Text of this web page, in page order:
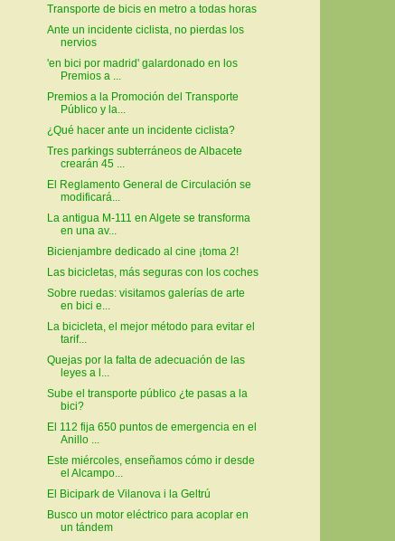
Transporte de bicis en metro a todas horas
Ante un incidente ciclista, no pierdas los
nervios
'en bici por madrid' galardonado en los
Premios a ...
Premios a la Promoción del Transporte
Público y la...
¿Qué hacer ante un incidente ciclista?
Tres parkings subterráneos de Albacete
crearán 45 ...
El Reglamento General de Circulación se
modificará...
La antigua M-111 en Algete se transforma
en una av...
Bicienjambre dedicado al cine ¡toma 2!
Las bicicletas, más seguras con los coches
Sobre ruedas: visitamos galerías de arte
en bici e...
La bicicleta, el mejor método para evitar el
tarif...
Quejas por la falta de adecuación de las
leyes a l...
Sube el transporte público ¿te pasas a la
bici?
El 112 fija 650 puntos de emergencia en el
Anillo ...
Este miércoles, enseñamos cómo ir desde
el Alcampo...
El Bicipark de Vilanova i la Geltrú
Busco un motor eléctrico para acoplar en
un tándem